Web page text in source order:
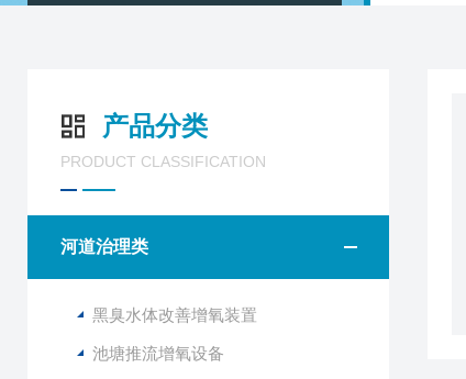
产品分类
PRODUCT CLASSIFICATION
河道治理类
黑臭水体改善增氧装置
池塘推流增氧设备